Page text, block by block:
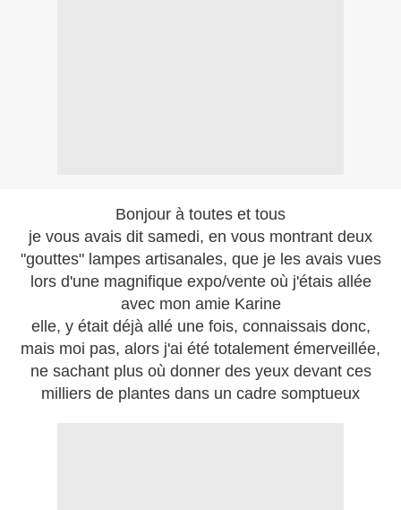
Bonjour à toutes et tous
je vous avais dit samedi, en vous montrant deux
"gouttes" lampes artisanales, que je les avais vues
lors d'une magnifique expo/vente où j'étais allée
avec mon amie Karine
elle, y était déjà allé une fois, connaissais donc,
mais moi pas, alors j'ai été totalement émerveillée,
ne sachant plus où donner des yeux devant ces
milliers de plantes dans un cadre somptueux